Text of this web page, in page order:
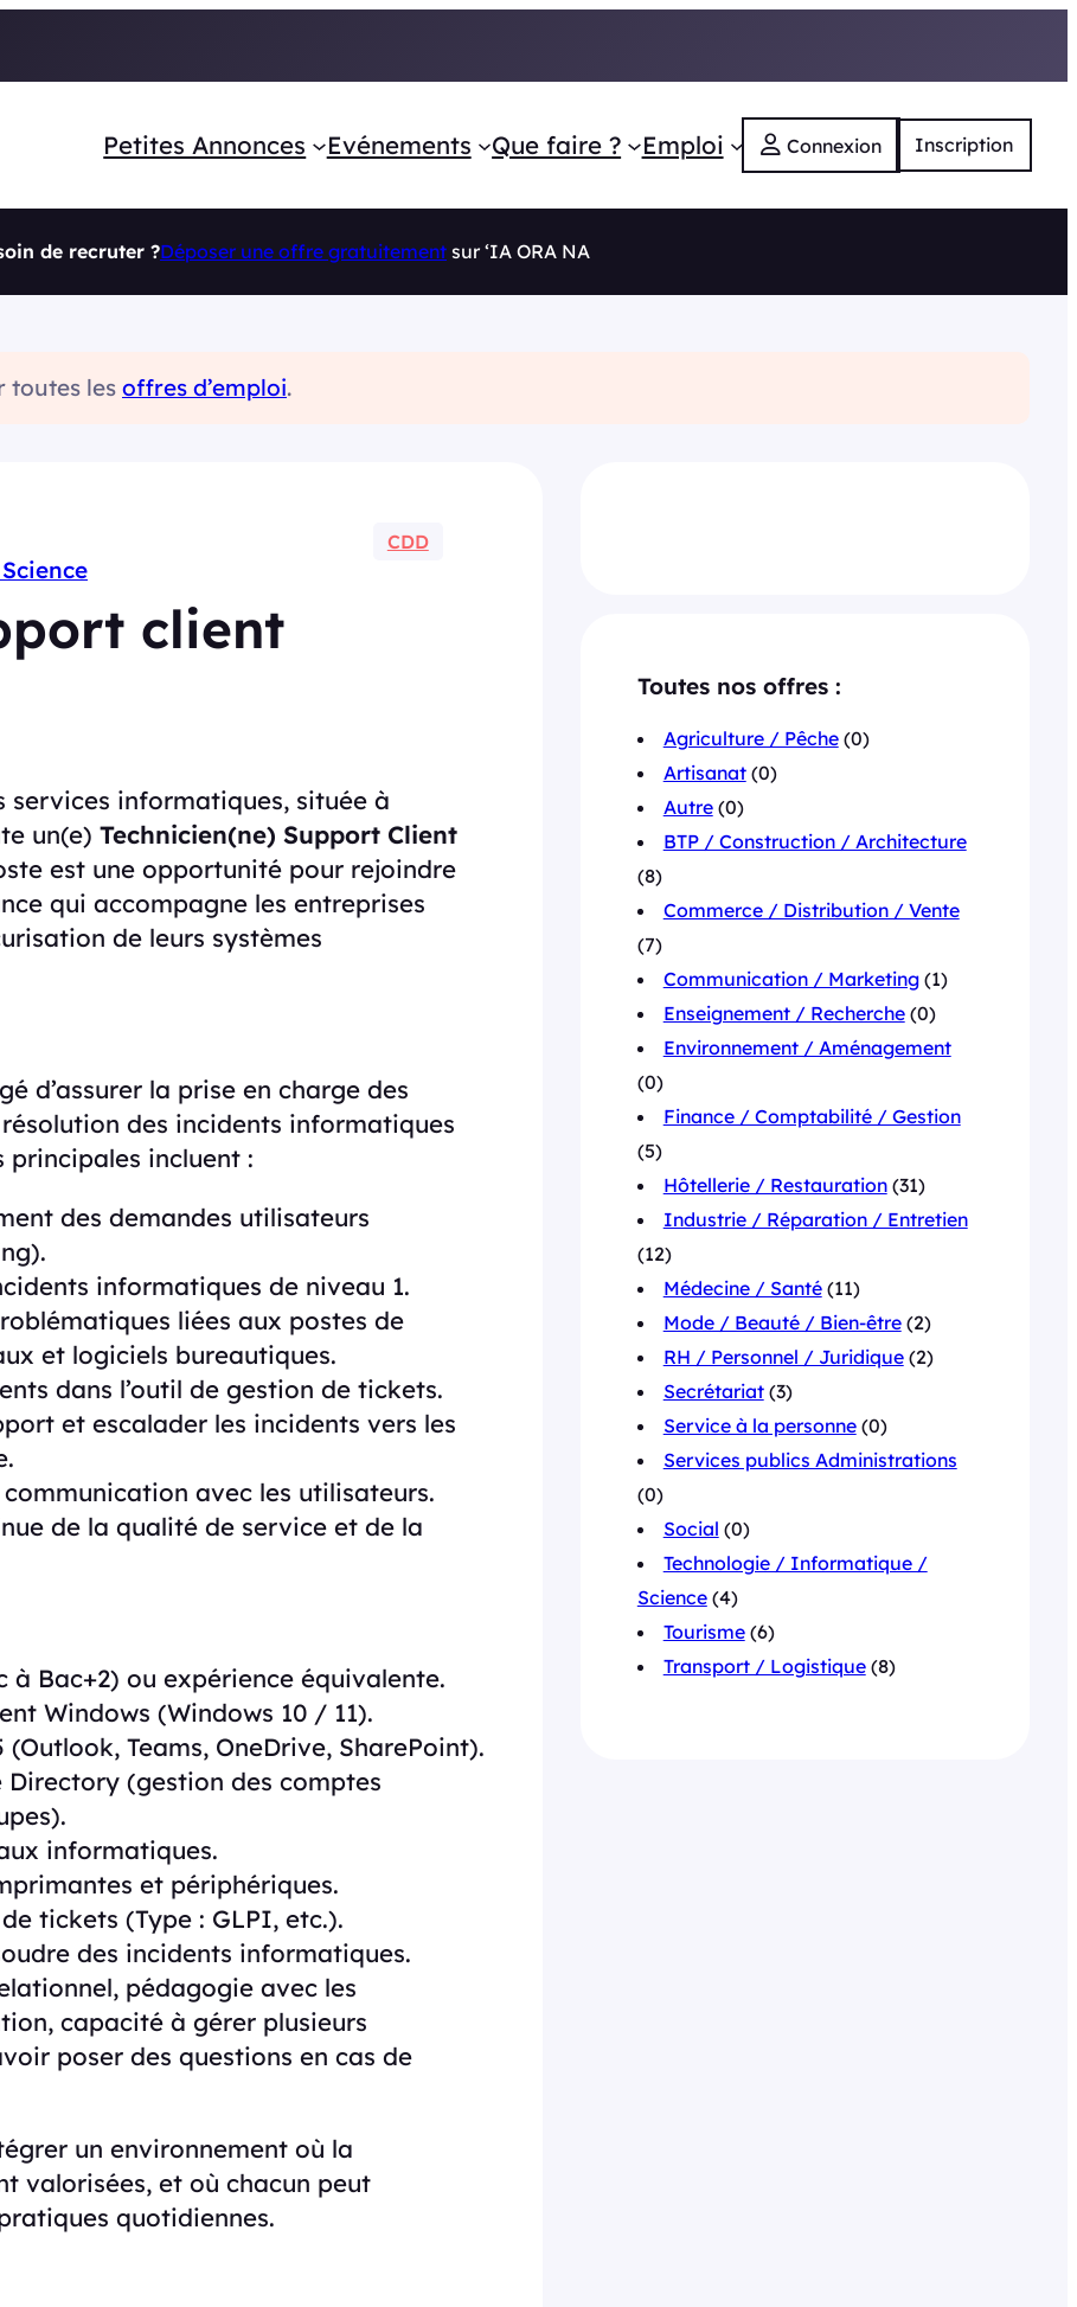
Petites Annonces Evénements Que faire ? Emploi Connexion Inscription
de recruter ?Déposer une offre gratuitement sur ‘IA ORA NA
toutes les offres d’emploi.
CDD
client
services informatiques, située à
un(e) Technicien(ne) Support Client
est une opportunité pour rejoindre
qui accompagne les entreprises
de leurs systèmes
d’assurer la prise en charge des
des incidents informatiques
principales incluent :
des demandes utilisateurs
informatiques de niveau 1.
liées aux postes de
et logiciels bureautiques.
dans l’outil de gestion de tickets.
et escalader les incidents vers les
avec les utilisateurs.
de la qualité de service et de la
Bac+2) ou expérience équivalente.
Windows (Windows 10 / 11).
Teams, OneDrive, SharePoint).
(gestion des comptes
informatiques.
et périphériques.
tickets (Type : GLPI, etc.).
des incidents informatiques.
pédagogie avec les
capacité à gérer plusieurs
poser des questions en cas de
un environnement où la
valorisées, et où chacun peut
quotidiennes.
Toutes nos offres :
Agriculture / Pêche(0)
Artisanat(0)
Autre(0)
BTP / Construction / Architecture
(8)
Commerce / Distribution / Vente
(7)
Communication / Marketing(1)
Enseignement / Recherche(0)
Environnement / Aménagement
(0)
Finance / Comptabilité / Gestion
(5)
Hôtellerie / Restauration(31)
Industrie / Réparation / Entretien
(12)
Médecine / Santé(11)
Mode / Beauté / Bien-être(2)
RH / Personnel / Juridique(2)
Secrétariat(3)
Service à la personne(0)
Services publics Administrations
(0)
Social (0)
Technologie / Informatique /
Science(4)
Tourisme(6)
Transport / Logistique(8)